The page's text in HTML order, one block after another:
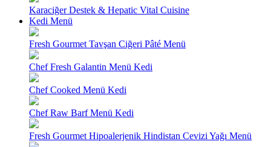
Karaciğer Destek & Hepatic Vital Cuisine
Kedi Menü
Fresh Gourmet Tavşan Ciğeri Pâté Menü
Chef Fresh Galantin Menü Kedi
Chef Cooked Menü Kedi
Chef Raw Barf Menü Kedi
Fresh Gourmet Hipoalerjenik Hindistan Cevizi Yağı Menü